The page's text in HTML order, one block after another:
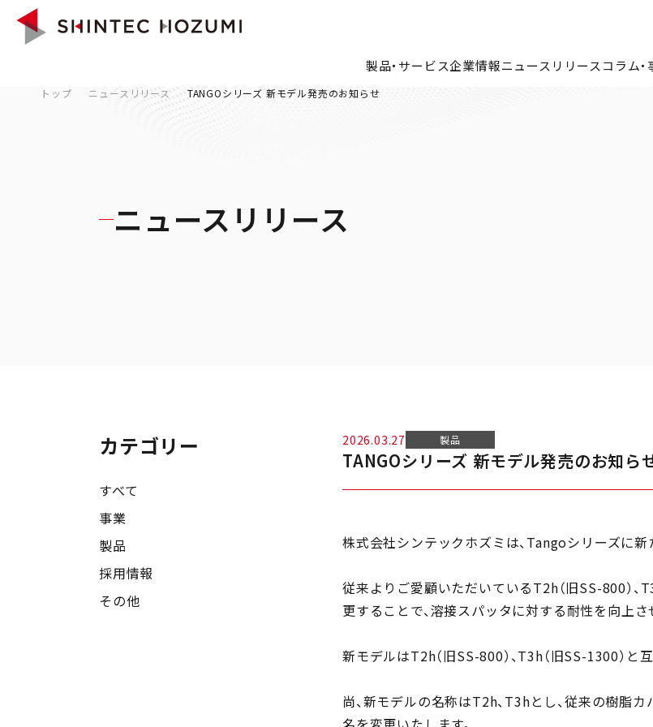
製品・サービス企業情報ニュースリリース コラム・
ニュースリリース
トップ ニュースリリース TANGOシリーズ 新モデル発売のお知らせ
2026.03.27 製品
TANGOシリーズ 新モデル発売のお知ら
株式会社シンテックホズミは、Tangoシリーズに新
従来よりご愛顧いただいているT2h（旧SS-800）、
更することで、溶接スパッタに対する耐性を向上
新モデルはT2h（旧SS-800）、T3h（旧SS-1300）と
尚、新モデルの名称はT2h、T3hとし、従来の樹
カテゴリー
すべて
事業
製品
採用情報
その他